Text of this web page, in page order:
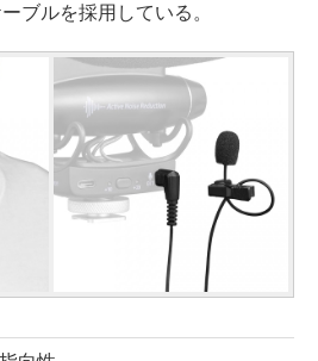
ブルを採用している。